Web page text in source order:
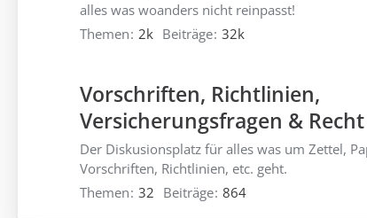
alles was woanders nicht reinpasst!
Themen 2k Beiträge 32k
Vorschriften, Richtlinien,
Versicherungsfragen & Recht
Der Diskusionsplatz für alles was um Zettel,
Vorschriften, Richtlinien, etc. geht.
Themen 32 Beiträge 864